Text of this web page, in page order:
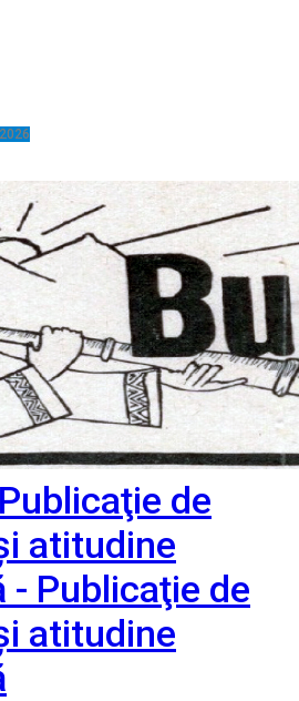
de
atitudine
- Publicaţie de
atitudine